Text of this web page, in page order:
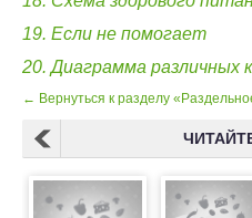
19. Если не помогает
20. Диаграмма различных
← Вернуться к разделу